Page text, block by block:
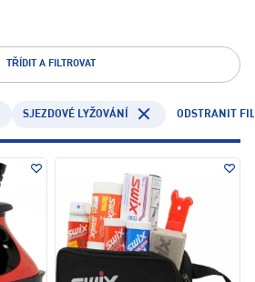
TŘÍDIT A FILTROVAT
SJEZDOVÉ LYŽOVÁNÍ ODSTRANIT